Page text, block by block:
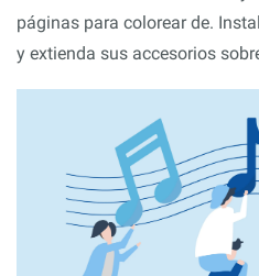
páginas para colorear de.
y extienda sus accesorios